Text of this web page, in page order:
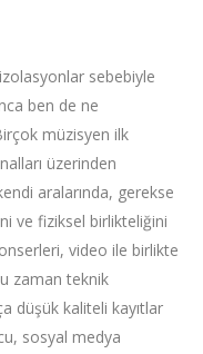
sebebiyle
ben de ne
müzisyen ilk
üzerinden
aralarında, gerekse
ve fiziksel birlikteliğini
video ile birlikte
zaman teknik
düşük kaliteli kayıtlar
sosyal medya